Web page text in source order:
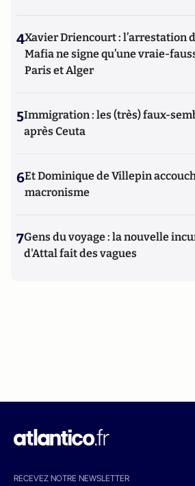
4Xavier Driencourt : l’arrestation
Mafia ne signe qu’une vraie-
Paris et Alger
5Immigration : les (très) faux-
après Ceuta
6Et Dominique de Villepin
macronisme
7Gens du voyage : la nouvelle
d'Attal fait des vagues
RECEVEZ NOTRE NEWSLETTER